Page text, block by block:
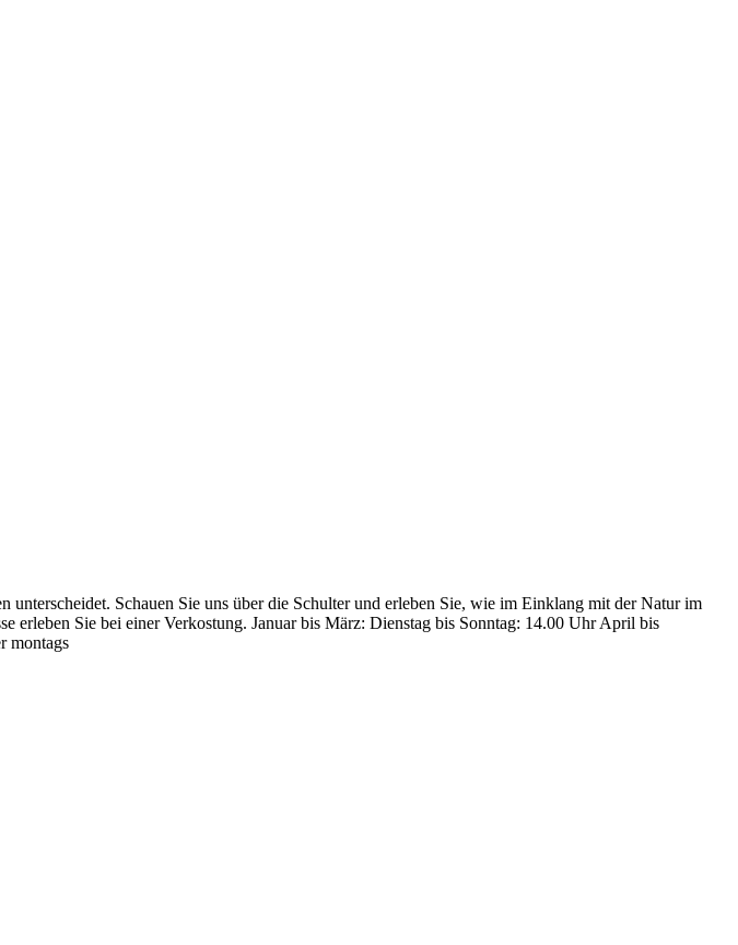
unterscheidet. Schauen Sie uns über die Schulter und erleben Sie, wie im Einklang mit der Natur im
erleben Sie bei einer Verkostung. Januar bis März: Dienstag bis Sonntag: 14.00 Uhr April bis
montags